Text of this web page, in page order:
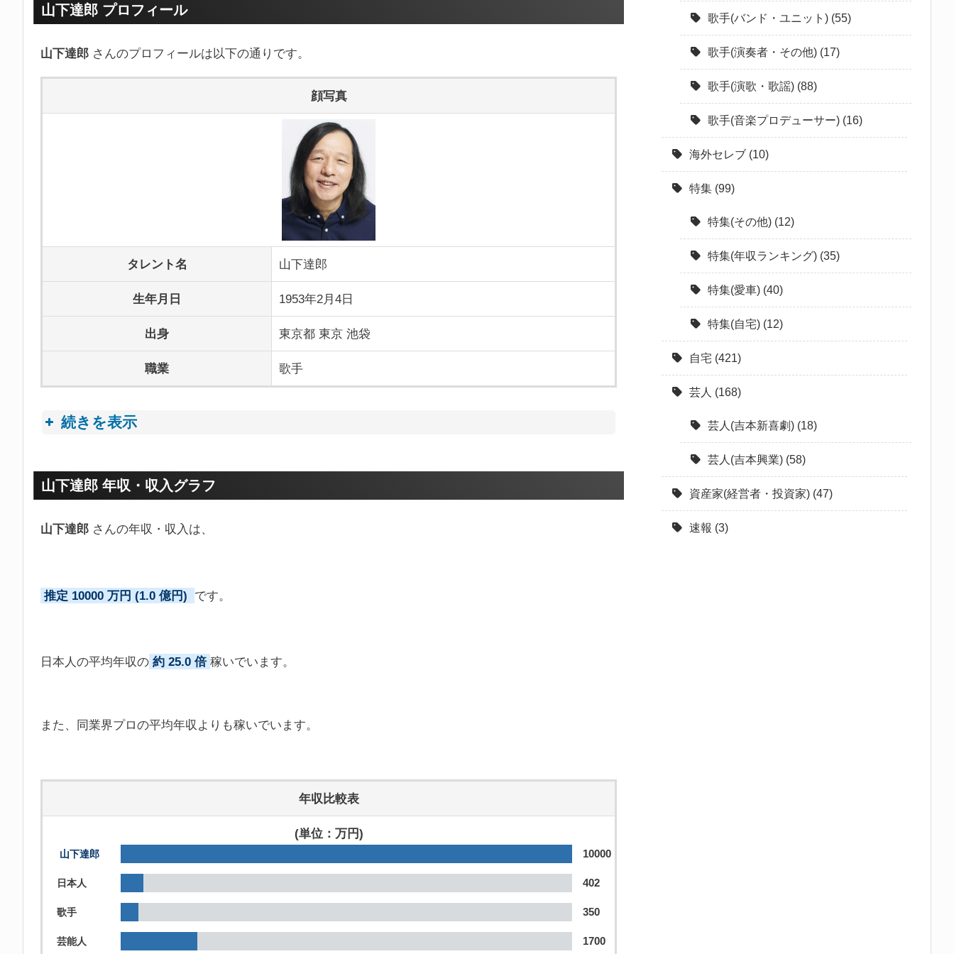
山下達郎 プロフィール
山下達郎 さんのプロフィールは以下の通りです。
顔写真
タレント名 山下達郎
生年月日 1953年2月4日
出身 東京都 東京 池袋
職業 歌手
続きを表示
プロフィールトピック
山下達郎 年収・収入グラフ
山下達郎 さんの年収・収入は、
推定 10000 万円 (1.0 億円) です。
日本人の平均年収の 約 25.0 倍 稼いでいます。
また、同業界プロの平均年収よりも稼いでいます。
年収比較表
(単位：万円)
山下達郎 10000
日本人 402
歌手 350
芸能人 1700
歌手(バンド・ユニット) (55)
歌手(演奏者・その他) (17)
歌手(演歌・歌謡) (88)
歌手(音楽プロデューサー) (16)
海外セレブ (10)
特集 (99)
特集(その他) (12)
特集(年収ランキング) (35)
特集(愛車) (40)
特集(自宅) (12)
自宅 (421)
芸人 (168)
芸人(吉本新喜劇) (18)
芸人(吉本興業) (58)
資産家(経営者・投資家) (47)
速報 (3)